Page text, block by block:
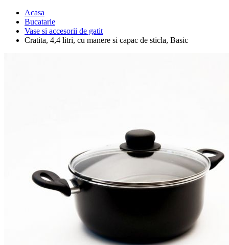
Acasa
Bucatarie
Vase si accesorii de gatit
Cratita, 4,4 litri, cu manere si capac de sticla, Basic